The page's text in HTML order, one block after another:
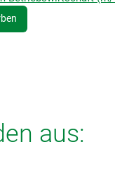
aus: